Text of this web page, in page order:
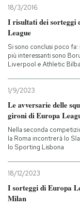
18/3/2016
I risultati dei sorteggi
League
Si sono conclusi poco
più interessanti sono
Liverpool e Athletic
1/9/2023
Le avversarie delle
gironi di Europa
Nella seconda
la Roma incontrerà lo
lo Sporting Lisbona
18/12/2023
I sorteggi di Europa
Milan